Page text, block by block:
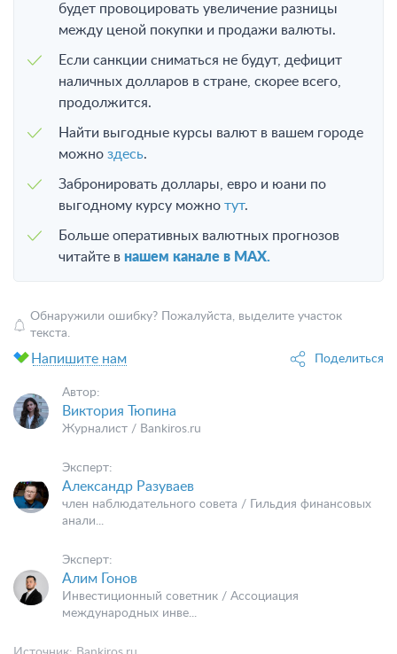
будет провоцировать увеличение разницы
между ценой покупки и продажи валюты.
Если санкции сниматься не будут, дефицит
наличных долларов в стране, скорее всего,
продолжится.
Найти выгодные курсы валют в вашем городе
можно здесь.
Забронировать доллары, евро и юани по
выгодному курсу можно тут.
Больше оперативных валютных прогнозов
читайте в нашем канале в MAX.
Обнаружили ошибку? Пожалуйста, выделите участок
текста.
Напишите нам Поделиться
Автор:
Виктория Тюпина
Журналист / Bankiros.ru
Эксперт:
Александр Разуваев
член наблюдательного совета / Гильдия финансовых
анали...
Эксперт:
Алим Гонов
Инвестиционный советник / Ассоциация
международных инве...